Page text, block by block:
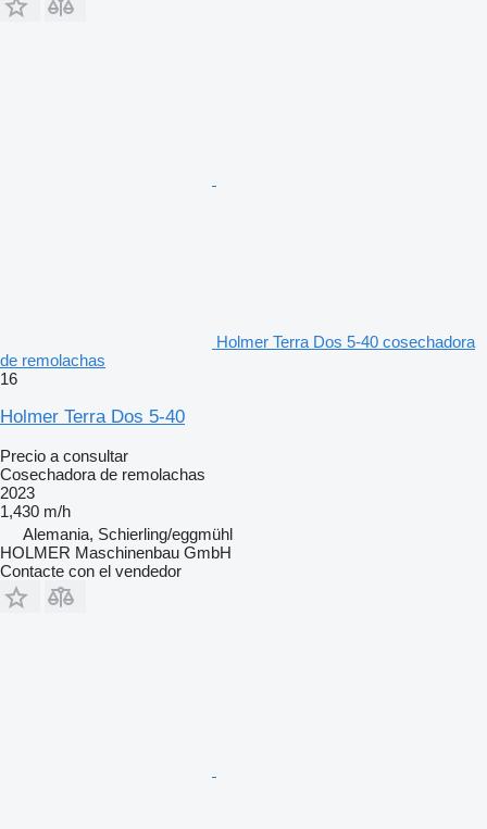
Holmer Terra Dos 5-40 cosechadora
de remolachas
16
Holmer Terra Dos 5-40
Precio a consultar
Cosechadora de remolachas
2023
1,430 m/h
Alemania, Schierling/eggmühl
HOLMER Maschinenbau GmbH
Contacte con el vendedor